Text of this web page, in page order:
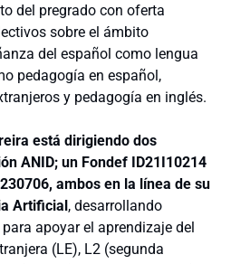
del pregrado con oferta
sobre el ámbito
del español como lengua
pedagogía en español,
y pedagogía en inglés.
está dirigiendo dos
ANID; un Fondef ID21I10214
ambos en la línea de su
Artificial, desarrollando
apoyar el aprendizaje del
(LE), L2 (segunda